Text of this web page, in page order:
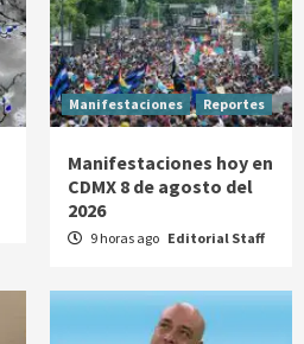
Manifestaciones Reportes
Manifestaciones hoy en
CDMX 8 de agosto del
2026
9 horas ago Editorial Staff